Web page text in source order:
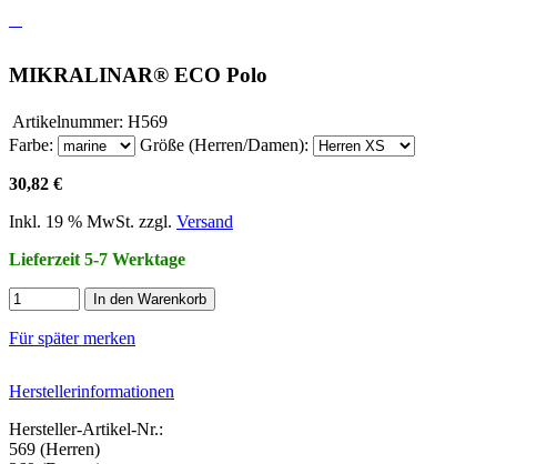
MIKRALINAR® ECO Polo
Artikelnummer: H569
Farbe:
Größe (Herren/Damen):
30,82 €
Inkl. 19 % MwSt. zzgl. Versand
Lieferzeit 5-7 Werktage
In den Warenkorb
Für später merken
Herstellerinformationen
Hersteller-Artikel-Nr.:
569 (Herren)